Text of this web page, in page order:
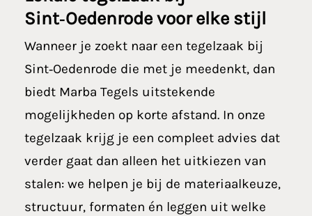
Sint‑Oedenrodevoor elke stijl
Wanneer je zoekt naar een tegelzaak bij
Sint‑Oedenrode die met je meedenkt, dan
biedt Marba Tegels uitstekende
mogelijkheden op korte afstand. In onze
tegelzaak krijg je een compleet advies dat
verder gaat dan alleen het uitkiezen van
stalen: we helpen je bij de materiaalkeuze,
structuur, formaten én leggen uit welke